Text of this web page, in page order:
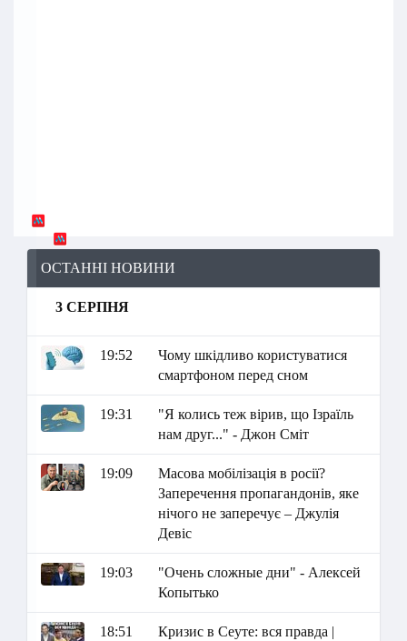
ОСТАННІ НОВИНИ
3 СЕРПНЯ
19:52
Чому шкідливо користуватися
смартфоном перед сном
19:31
"Я колись теж вірив, що Ізраїль
нам друг..." - Джон Сміт
19:09
Масова мобілізація в росії?
Заперечення пропагандонів, яке
нічого не заперечує – Джулія
Девіс
19:03
"Очень сложные дни" - Алексей
Копытько
18:51
Кризис в Сеуте: вся правда |